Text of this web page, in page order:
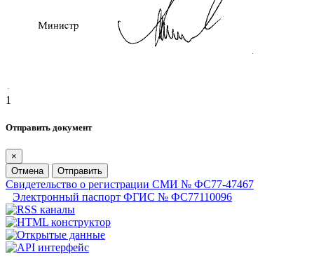
1
Отправить документ
×
Отмена
Отправить
Свидетельство о регистрации СМИ № ФС77-47467
Электронный паспорт ФГИС № ФС77110096